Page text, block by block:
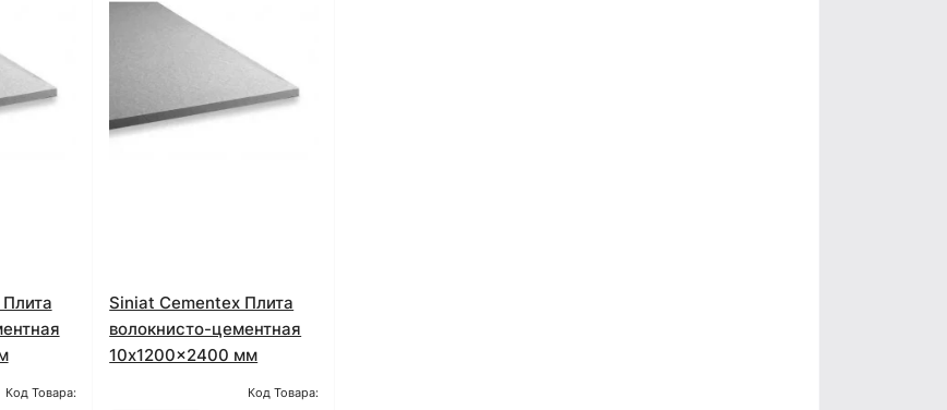
Код Товара:
Siniat Cementex Плита
волокнисто-цементная
10x1200x2400 мм
Код Товара: